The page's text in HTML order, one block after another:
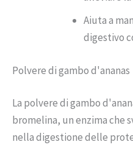
Aiuta a
digestivo
Polvere di gambo d'ananas
La polvere di gambo
bromelina, un enzima che
nella digestione delle